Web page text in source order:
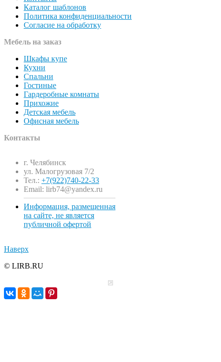
Каталог шаблонов
Политика конфиденциальности
Согласие на обработку
Мебель на заказ
Шкафы купе
Кухни
Спальни
Гостиные
Гардеробные комнаты
Прихожие
Детская мебель
Офисная мебель
Контакты
г. Челябинск
ул. Малогрузовая 7/2
Тел.: +7(922)740-22-33
Email: lirb74@yandex.ru
Информация, размещенная
на сайте, не является
публичной офертой
Наверх
© LIRB.RU